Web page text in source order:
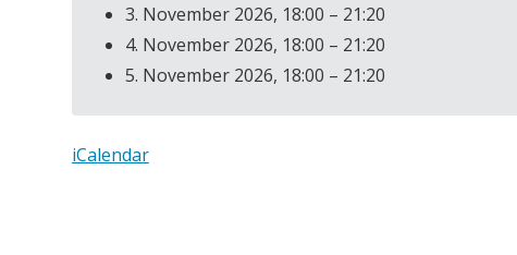
3. November 2026, 18:00 – 21:20
4. November 2026, 18:00 – 21:20
5. November 2026, 18:00 – 21:20
iCalendar